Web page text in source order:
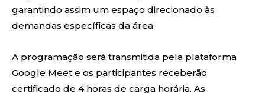
garantindo assim um espaço direcionado às
demandas específicas da área.
A programação será transmitida pela plataforma
Google Meet e os participantes receberão
certificado de 4 horas de carga horária. As